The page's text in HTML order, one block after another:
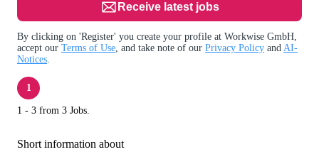
Receive latest jobs
By clicking on 'Register' you create your profile at Workwise GmbH,
accept our Terms of Use, and take note of our Privacy Policy and AI-
Notices.
1
1 - 3 from 3 Jobs.
Short information about